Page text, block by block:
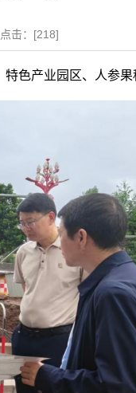
击：[218]
色产业园区、人参果